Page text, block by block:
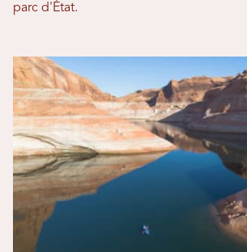
parc d'État.